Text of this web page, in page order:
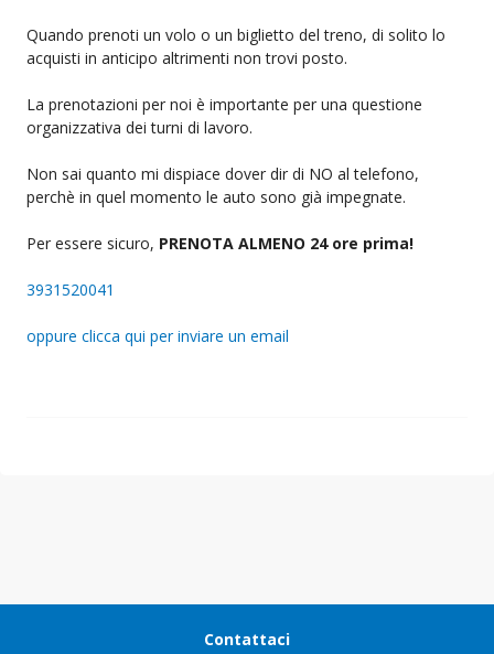
Quando prenoti un volo o un biglietto del treno, di solito lo
acquisti in anticipo altrimenti non trovi posto.
La prenotazioni per noi è importante per una questione
organizzativa dei turni di lavoro.
Non sai quanto mi dispiace dover dir di NO al telefono,
perchè in quel momento le auto sono già impegnate.
Per essere sicuro, PRENOTA ALMENO 24 ore prima!
3931520041
oppure clicca qui per inviare un email
Contattaci